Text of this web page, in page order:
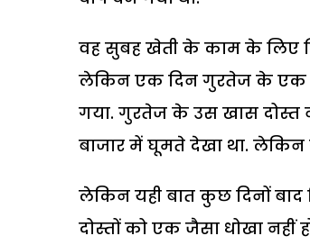
वह सुबह खेती के काम के लिए
लेकिन एक दिन गुरतेज के एक
गया. गुरतेज के उस खास दोस्त
बाजार में घूमते देखा था. लेकिन
लेकिन यही बात कुछ दिनों
दोस्तों को एक जैसा धोखा नहीं